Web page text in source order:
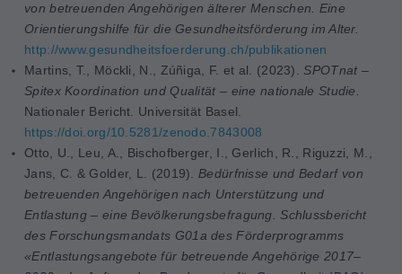
von betreuenden Angehörigen älterer Menschen. Eine
Orientierungshilfe für die Gesundheitsförderung im Alter.
http://www.gesundheitsfoerderung.ch/publikationen
Martins, T., Möckli, N., Zúñiga, F. et al. (2023).SPOTnat –
Spitex Koordination und Qualität – eine nationale Studie.
Nationaler Bericht. Universität Basel.
https://doi.org/10.5281/zenodo.7843008
Otto, U., Leu, A., Bischofberger, I., Gerlich, R., Riguzzi, M.,
Jans, C. & Golder, L. (2019).Bedürfnisse und Bedarf von
betreuenden Angehörigen nach Unterstützung und
Entlastung – eine Bevölkerungsbefragung. Schlussbericht
des Forschungsmandats G01a des Förderprogramms
«Entlastungsangebote für betreuende Angehörige 2017–